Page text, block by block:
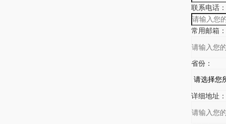
联系电话：
常用邮箱：
省份：
详细地址：